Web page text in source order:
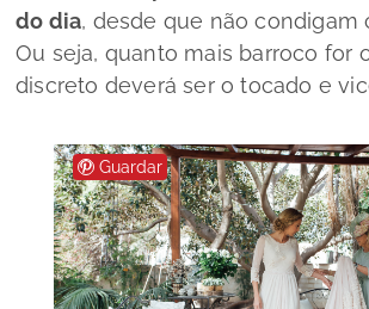
do dia, desde que não condigam
Ou seja, quanto mais barroco for
discreto deverá ser o tocado e
Guardar